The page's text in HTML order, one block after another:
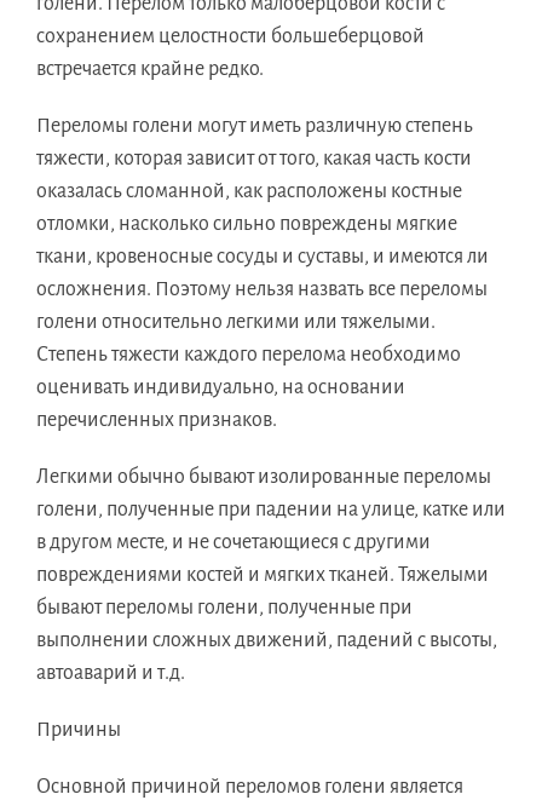
сохранением целостности большеберцовой
встречается крайне редко.
Переломы голени могут иметь различную степень
тяжести, которая зависит от того, какая часть кости
оказалась сломанной, как расположены костные
отломки, насколько сильно повреждены мягкие
ткани, кровеносные сосуды и суставы, и имеются ли
осложнения. Поэтому нельзя назвать все переломы
голени относительно легкими или тяжелыми.
Степень тяжести каждого перелома необходимо
оценивать индивидуально, на основании
перечисленных признаков.
Легкими обычно бывают изолированные переломы
голени, полученные при падении на улице, катке или
в другом месте, и не сочетающиеся с другими
повреждениями костей и мягких тканей. Тяжелыми
бывают переломы голени, полученные при
выполнении сложных движений, падений с высоты,
автоаварий и т.д.
Причины
Основной причиной переломов голени является